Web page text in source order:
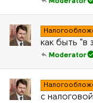
как быть "в
Moderator
с